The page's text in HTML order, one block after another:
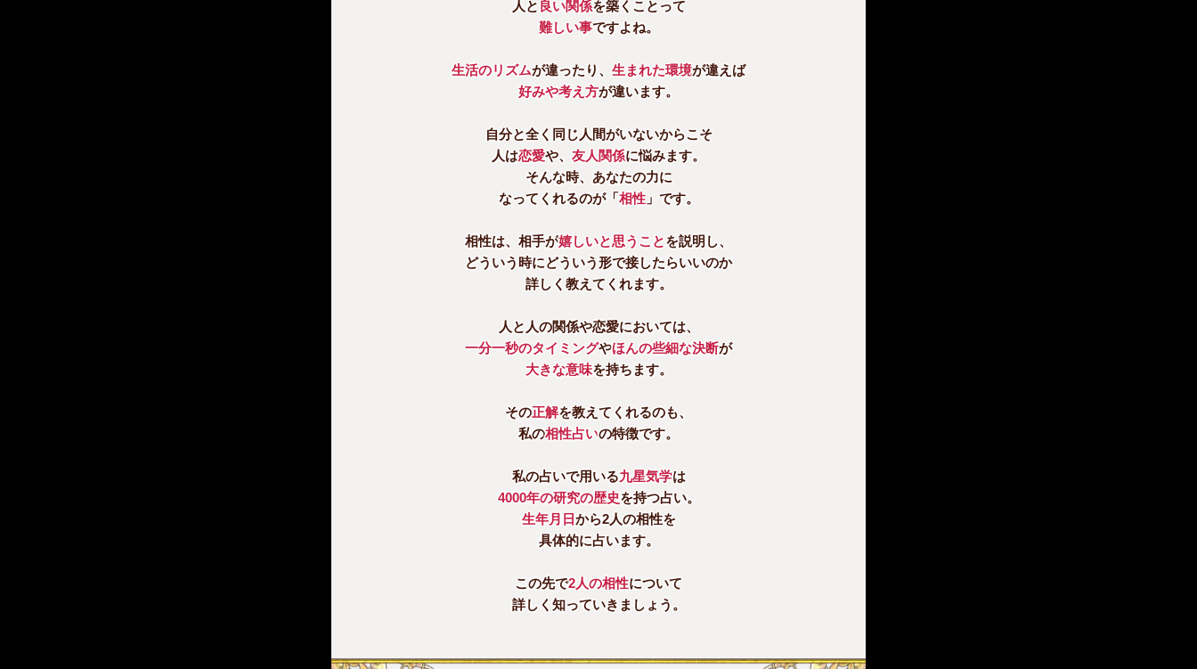
人と 良い関係を築くことって
難しい事ですよね。
生活のリズムが違ったり、 生まれた環境が違えば
好みや考え方が違います。
自分と全く同じ人間がいないからこそ
人は恋愛や、 友人関係に悩みます。
そんな時、あなたの力に
なってくれるのが「相性」です。
相性は、相手が嬉しいと思うことを説明し、
どういう時にどういう形で接したらいいのか
詳しく教えてくれます。
人と人の関係や恋愛においては、
一分一秒のタイミングやほんの些細な決断が
大きな意味を持ちます。
その正解を教えてくれるのも、
私の相性占いの特徴です。
私の占いで用いる九星気学は
4000年の研究の歴史を持つ占い。
生年月日から2人の相性を
具体的に占います。
この先で2人の相性について
詳しく知っていきましょう。